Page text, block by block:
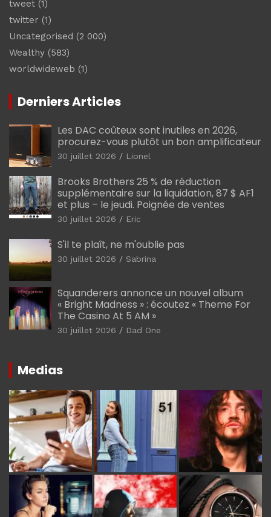
tweet (1)
twitter (1)
Uncategorised (2 000)
Wealthy (583)
worldwideweb (1)
Derniers Articles
Les DAC coûteux sont inutiles en 2026,
procurez-vous plutôt un bon amplificateur
30 juillet 2026 Lionel
Brooks Brothers 25 % de réduction
supplémentaire sur la liquidation, 87 $ AF1
et plus – le jeudi. Poignée de ventes
30 juillet 2026 Eric
S'il te plaît, ne m'oublie pas
30 juillet 2026 Sabrina
Squanderers annonce un nouvel album
« Bright Madness » : écoutez « Theme For
The Casino At 5 AM »
30 juillet 2026 Dad One
Medias